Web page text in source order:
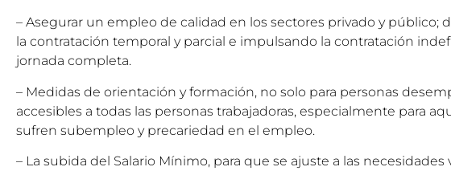
– Asegurar un empleo de calidad en los sectores privado y público;
la contratación temporal y parcial e impulsando la contratación
jornada completa.
– Medidas de orientación y formación, no solo para personas
accesibles a todas las personas trabajadoras, especialmente para
sufren subempleo y precariedad en el empleo.
– La subida del Salario Mínimo, para que se ajuste a las necesidades